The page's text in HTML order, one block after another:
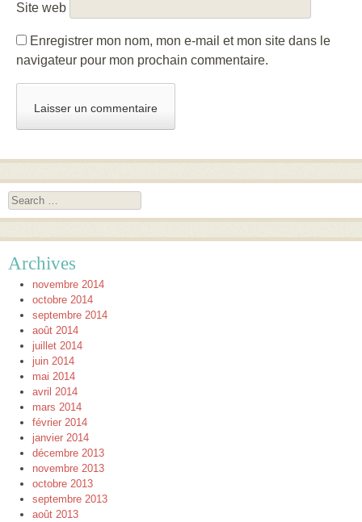
Site web
Enregistrer mon nom, mon e-mail et mon site dans le
navigateur pour mon prochain commentaire.
Search
Archives
novembre 2014
octobre 2014
septembre 2014
août 2014
juillet 2014
juin 2014
mai 2014
avril 2014
mars 2014
février 2014
janvier 2014
décembre 2013
novembre 2013
octobre 2013
septembre 2013
août 2013